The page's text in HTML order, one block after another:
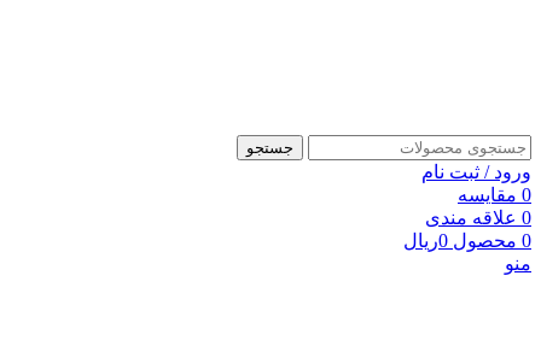
جستجو
ورود / ثبت نام
0 مقایسه
0 علاقه مندی
0 محصول 0ریال
منو